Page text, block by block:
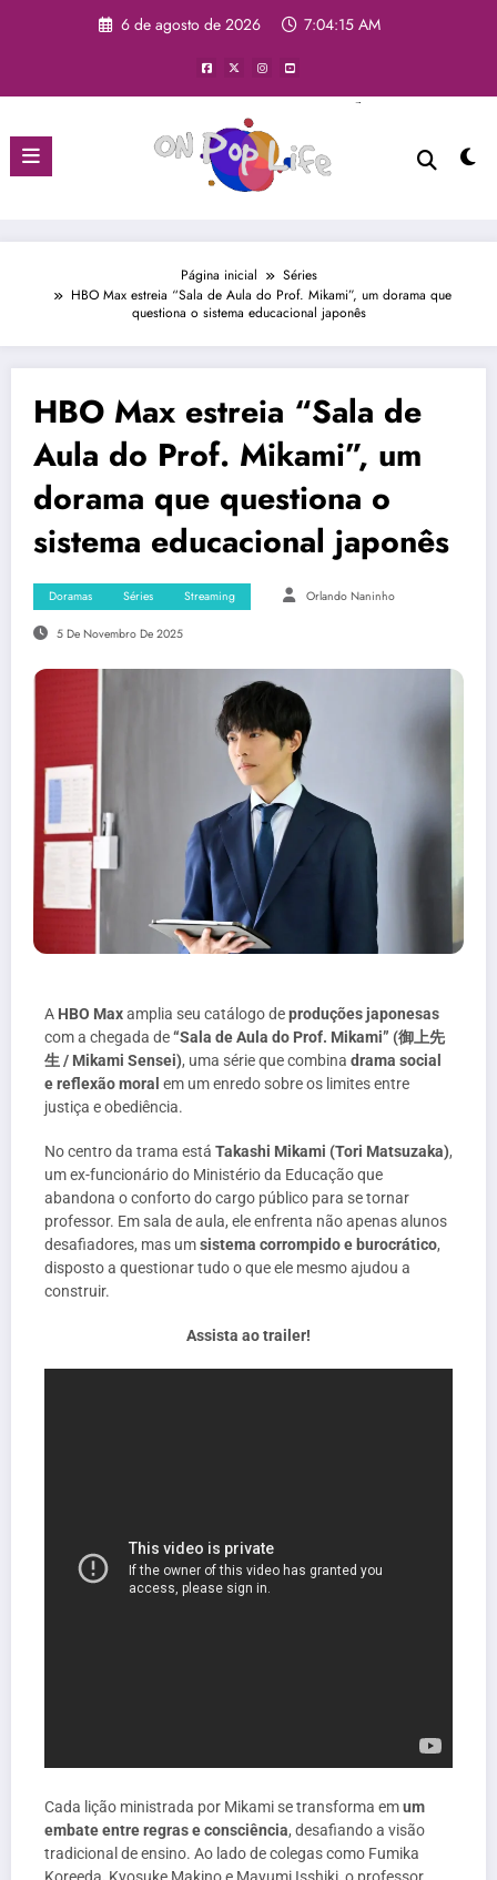
6 de agosto de 2026 7:04:16 AM
Página inicial
Séries
HBO Max estreia “Sala de Aula do Prof. Mikami”, um dorama que
questiona o sistema educacional japonês
HBO Max estreia “Sala de
Aula do Prof. Mikami”, um
dorama que questiona o
sistema educacional japonês
Doramas Séries Streaming Orlando Naninho
5 De Novembro De 2025
A HBO Maxamplia seu catálogo deproduções japonesas
com a chegada de“Sala de Aula do Prof. Mikami” (御上先
生 / Mikami Sensei), uma série que combina drama social
e reflexão moral em um enredo sobre os limites entre
justiça e obediência.
No centro da trama está Takashi Mikami (Tori Matsuzaka),
um ex-funcionário do Ministério da Educação que
abandona o conforto do cargo público para se tornar
professor. Em sala de aula, ele enfrenta não apenas alunos
desafiadores, mas umsistema corrompido e burocrático,
disposto a questionar tudo o que ele mesmo ajudou a
construir.
Assista ao trailer!
Cada lição ministrada por Mikami se transforma emum
embate entre regras e consciência, desafiando a visão
tradicional de ensino. Ao lado de colegas como Fumika